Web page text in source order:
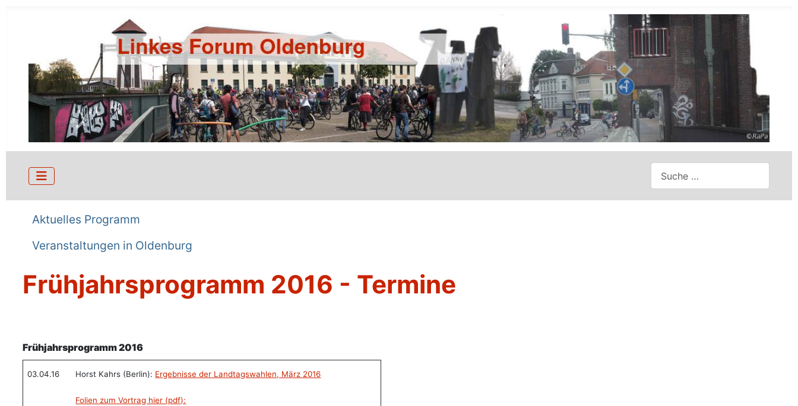
Suchen
Aktuelles Programm
Veranstaltungen in Oldenburg
Frühjahrsprogramm 2016 - Termine
Frühjahrsprogramm 2016
03.04.16 Horst Kahrs (Berlin): Ergebnisse der Landtagswahlen, März 2016
Folien zum Vortrag hier (pdf):